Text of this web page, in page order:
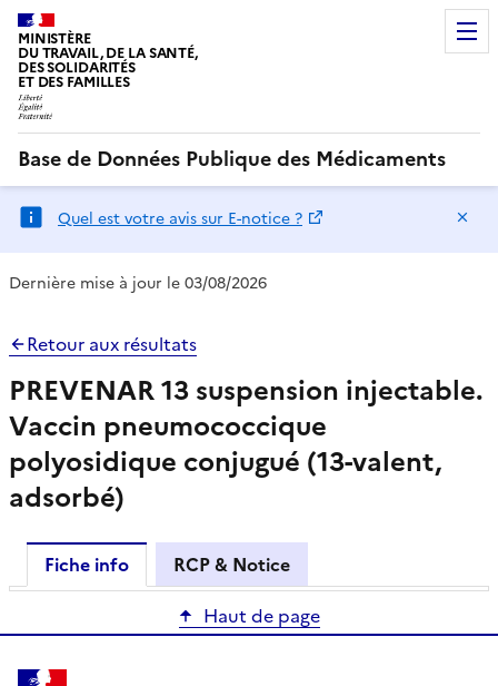
MINISTÈRE
DU TRAVAIL, DE LA SANTÉ,
DES SOLIDARITÉS
ET DES FAMILLES
Base de Données Publique des Médicaments
Quel est votre avis sur E-notice ?
Dernière mise à jour le 03/08/2026
Retour aux résultats
PREVENAR 13 suspension injectable.
Vaccin pneumococcique
polyosidique conjugué (13-valent,
adsorbé)
Fiche info
RCP & Notice
Haut de page